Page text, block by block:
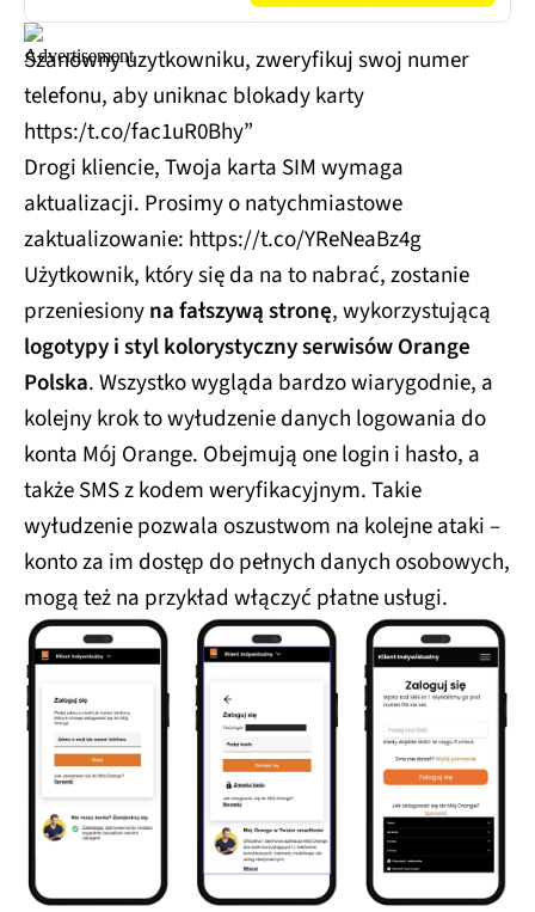
Szanowny uzytkowniku, zweryfikuj swoj numer
telefonu, aby uniknac blokady karty
https:/t.co/fac1uR0Bhy”
Drogi kliencie, Twoja karta SIM wymaga
aktualizacji. Prosimy o natychmiastowe
zaktualizowanie: https://t.co/YReNeaBz4g
Użytkownik, który się da na to nabrać, zostanie
przeniesionyna fałszywą stronę, wykorzystującą
logotypy i styl kolorystyczny serwisów Orange
Polska. Wszystko wygląda bardzo wiarygodnie, a
kolejny krok to wyłudzenie danych logowania do
konta Mój Orange. Obejmują one login i hasło, a
także SMS z kodem weryfikacyjnym. Takie
wyłudzenie pozwala oszustwom na kolejne ataki –
konto za im dostęp do pełnych danych osobowych,
mogą też na przykład włączyć płatne usługi.